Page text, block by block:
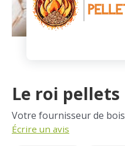
ESPACE PRO
Le roi pellets
Votre fournisseur de bois
Écrire un avis